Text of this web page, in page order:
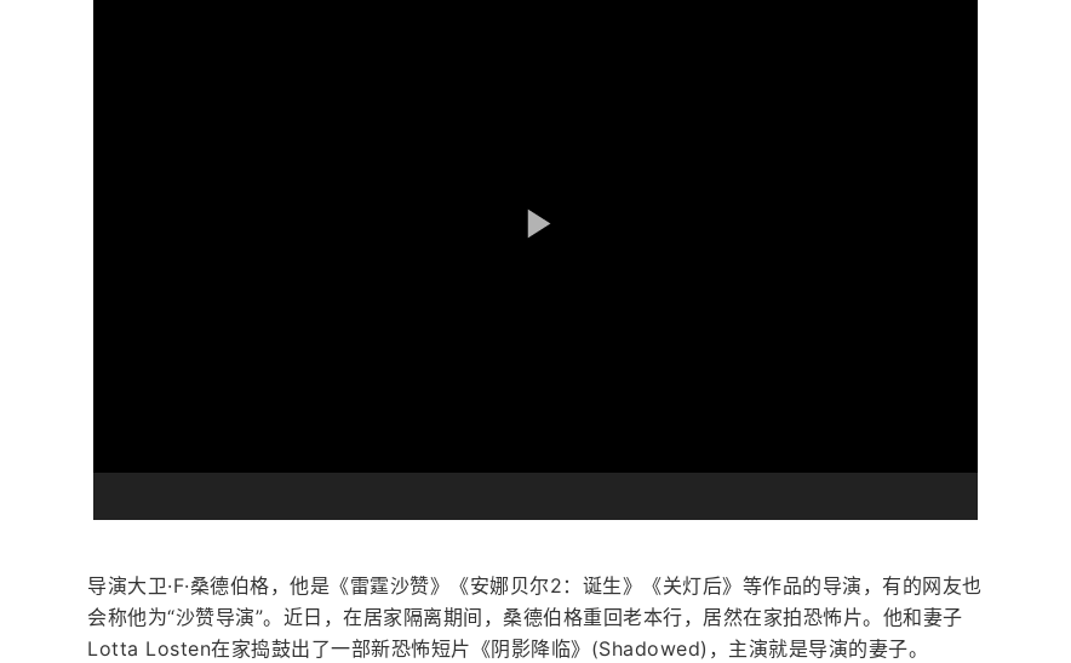
导演大卫·F·桑德伯格，他是《雷霆沙赞》《安娜贝尔2：诞生》《关灯后》等作品的导演，有的网友也
会称他为“沙赞导演”。近日，在居家隔离期间，桑德伯格重回老本行，居然在家拍恐怖片。他和妻子
Lotta Losten在家捣鼓出了一部新恐怖短片《阴影降临》(Shadowed)，主演就是导演的妻子。